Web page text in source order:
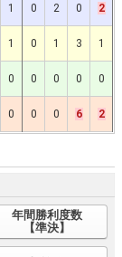
1 0 2 0 2
1 0 1 3 1
0 0 0 0 0
0 0 0 6 2
年間勝利度数
【準決】